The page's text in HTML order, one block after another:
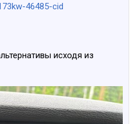
46485-cid
исходя из